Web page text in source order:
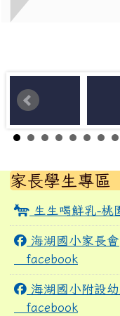
左邊區域內容
家長學生專區
生生喝鮮乳-桃
海湖國小家長會
facebook
海湖國小附設幼
facebook